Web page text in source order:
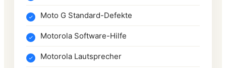
Moto G Standard-Defekte
Motorola Software-Hilfe
Motorola Lautsprecher